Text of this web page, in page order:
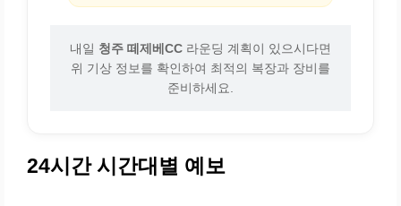
내일 청주 떼제베CC 라운딩 계획이 있으시다면
위 기상 정보를 확인하여 최적의 복장과 장비를
준비하세요.
24시간 시간대별 예보